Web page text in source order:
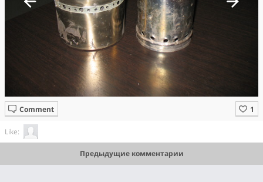
Comment
Like:
Предыдущие комментарии